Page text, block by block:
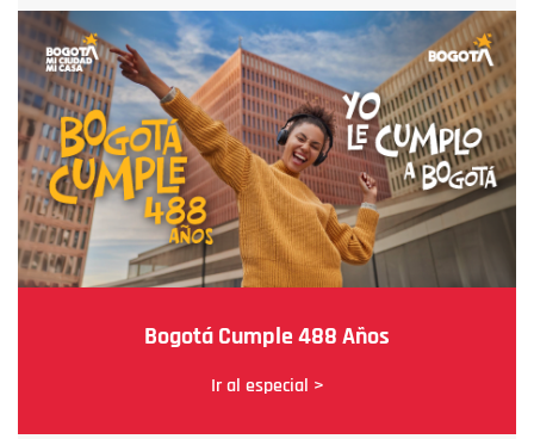
Bogotá Cumple 488 Años
Ir al especial >